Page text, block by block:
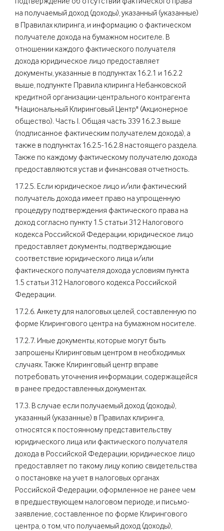
на получаемый доход (доходы), указанный (указанные)
в Правилах клиринга, и информацию о фактическом
получателе дохода на бумажном носителе. В
отношении каждого фактического получателя
дохода юридическое лицо предоставляет
документы, указанные в подпунктах 16.2.1 и 16.2.2
выше, подпункте Правила клиринга Небанковской
кредитной организации-центрального контрагента
"Национальный Клиринговый Центр" (Акционерное
общество). Часть I. Общая часть 339 16.2.3 выше
(подписанное фактическим получателем дохода), а
также в подпунктах 16.2.5-16.2.8 настоящего раздела.
Также по каждому фактическому получателю дохода
предоставляются устав и финансовая отчетность.
17.2.5. Если юридическое лицо и/или фактический
получатель дохода имеет право на упрощенную
процедуру подтверждения фактического права на
доход согласно пункту 1.5 статьи 312 Налогового
кодекса Российской Федерации, юридическое лицо
предоставляет документы, подтверждающие
соответствие юридического лица и/или
фактического получателя дохода условиям пункта
1.5 статьи 312 Налогового кодекса Российской
Федерации.
17.2.6. Анкету для налоговых целей, составленную по
форме Клирингового центра на бумажном носителе.
17.2.7. Иные документы, которые могут быть
запрошены Клиринговым центром в необходимых
случаях. Также Клиринговый центр вправе
потребовать уточнения информации, содержащейся
в ранее предоставленных документах.
17.3. В случае если получаемый доход (доходы),
указанный (указанные) в Правилах клиринга,
относятся к постоянному представительству
юридического лица или фактического получателя
дохода в Российской Федерации, юридическое лицо
предоставляет по такому лицу копию свидетельства
о постановке на учет в налоговых органах
Российской Федерации, оформленное не ранее чем
в предшествующем налоговом периоде, и письмо-
заявление, составленное по форме Клирингового
центра, о том, что получаемый доход (доходы),